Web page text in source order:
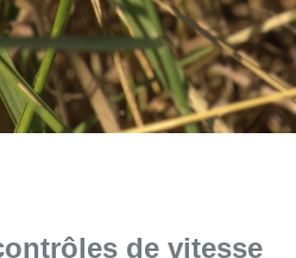
h sur l’avenue de